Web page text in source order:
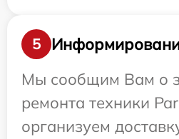
5
Мы сообщим Вам о
ремонта техники
организуем